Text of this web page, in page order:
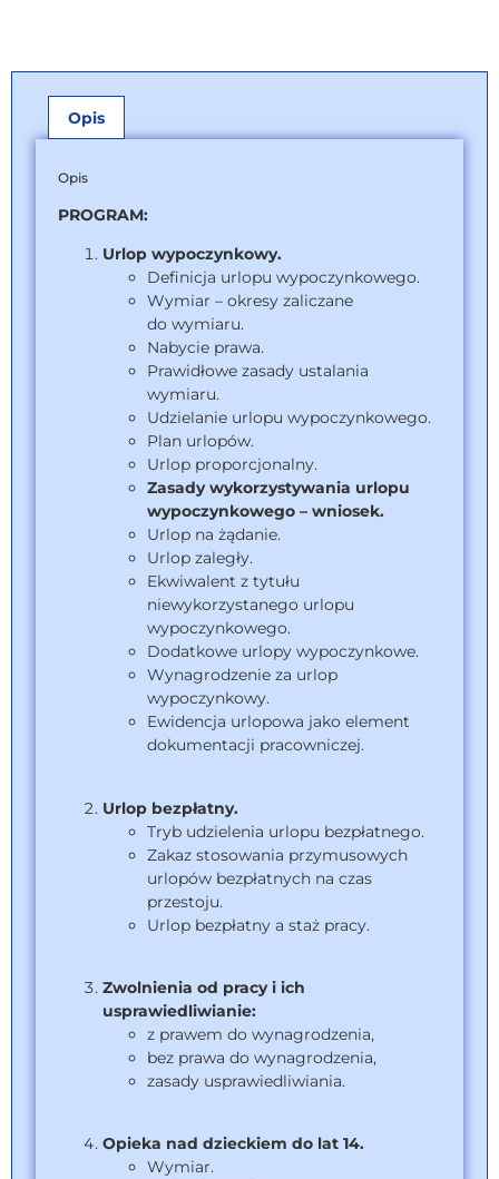
Opis
Opis
PROGRAM:
Urlop wypoczynkowy.
Definicja urlopu wypoczynkowego.
Wymiar – okresy zaliczane
do wymiaru.
Nabycie prawa.
Prawidłowe zasady ustalania
wymiaru.
Udzielanie urlopu wypoczynkowego.
Plan urlopów.
Urlop proporcjonalny.
Zasady wykorzystywania urlopu
wypoczynkowego – wniosek.
Urlop na żądanie.
Urlop zaległy.
Ekwiwalent z tytułu
niewykorzystanego urlopu
wypoczynkowego.
Dodatkowe urlopy wypoczynkowe.
Wynagrodzenie za urlop
wypoczynkowy.
Ewidencja urlopowa jako element
dokumentacji pracowniczej.
Urlop bezpłatny.
Tryb udzielenia urlopu bezpłatnego.
Zakaz stosowania przymusowych
urlopów bezpłatnych na czas
przestoju.
Urlop bezpłatny a staż pracy.
Zwolnienia od pracy i ich
usprawiedliwianie:
z prawem do wynagrodzenia,
bez prawa do wynagrodzenia,
zasady usprawiedliwiania.
Opieka nad dzieckiem do lat 14.
Wymiar.